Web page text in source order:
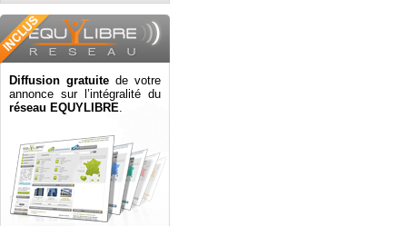
Diffusion gratuite de votre
annonce sur l’intégralité du
réseau EQUYLIBRE.